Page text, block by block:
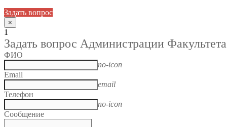
Задать вопрос
×
1
Задать вопрос Администрации Факультета
ФИО
no-icon
Email
email
Телефон
no-icon
Сообщение